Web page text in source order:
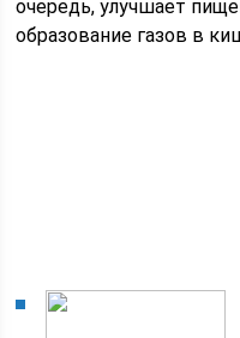
очередь, улучшает
образование газов в